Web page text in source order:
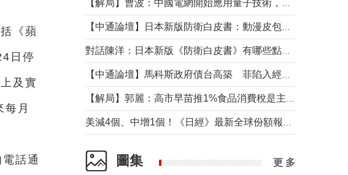
《蘋
日停
及實
月
話通 圖集 更 多